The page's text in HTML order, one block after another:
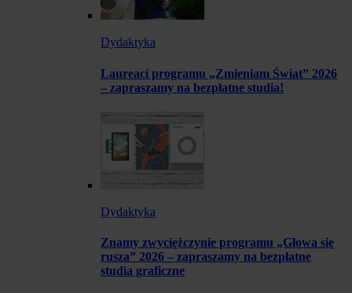
Dydaktyka
Laureaci programu „Zmieniam Świat” 2026
– zapraszamy na bezpłatne studia!
Dydaktyka
Znamy zwyciężczynie programu „Głowa się
rusza” 2026 – zapraszamy na bezpłatne
studia graficzne